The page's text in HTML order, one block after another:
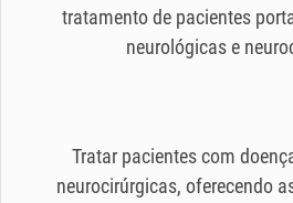
tratamento de pacientes
neurológicas e
Tratar pacientes com
neurocirúrgicas, oferecendo